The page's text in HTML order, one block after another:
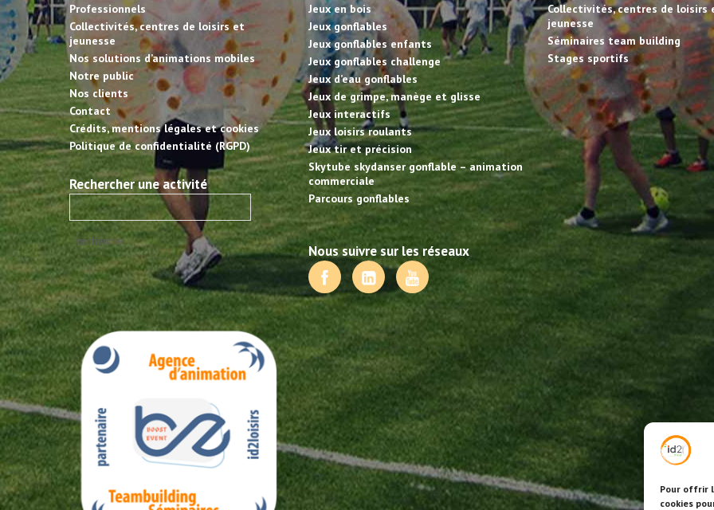
Pour offrir
cookies
Professionnels
Collectivités, centres de loisirs et
jeunesse
Nos solutions d’animations mobiles
Notre public
Nos clients
Contact
Crédits, mentions légales et cookies
Politique de confidentialité (RGPD)
Rechercher une activité
Jeux en bois
Jeux gonflables
Jeux gonflables enfants
Jeux gonflables challenge
Jeux d’eau gonflables
Jeux de grimpe, manège et glisse
Jeux interactifs
Jeux loisirs roulants
Jeux tir et précision
Skytube skydanser gonflable – animation
commerciale
Parcours gonflables
Nous suivre sur les réseaux
Collectivités, centres de loisirs
jeunesse
Séminaires team building
Stages sportifs